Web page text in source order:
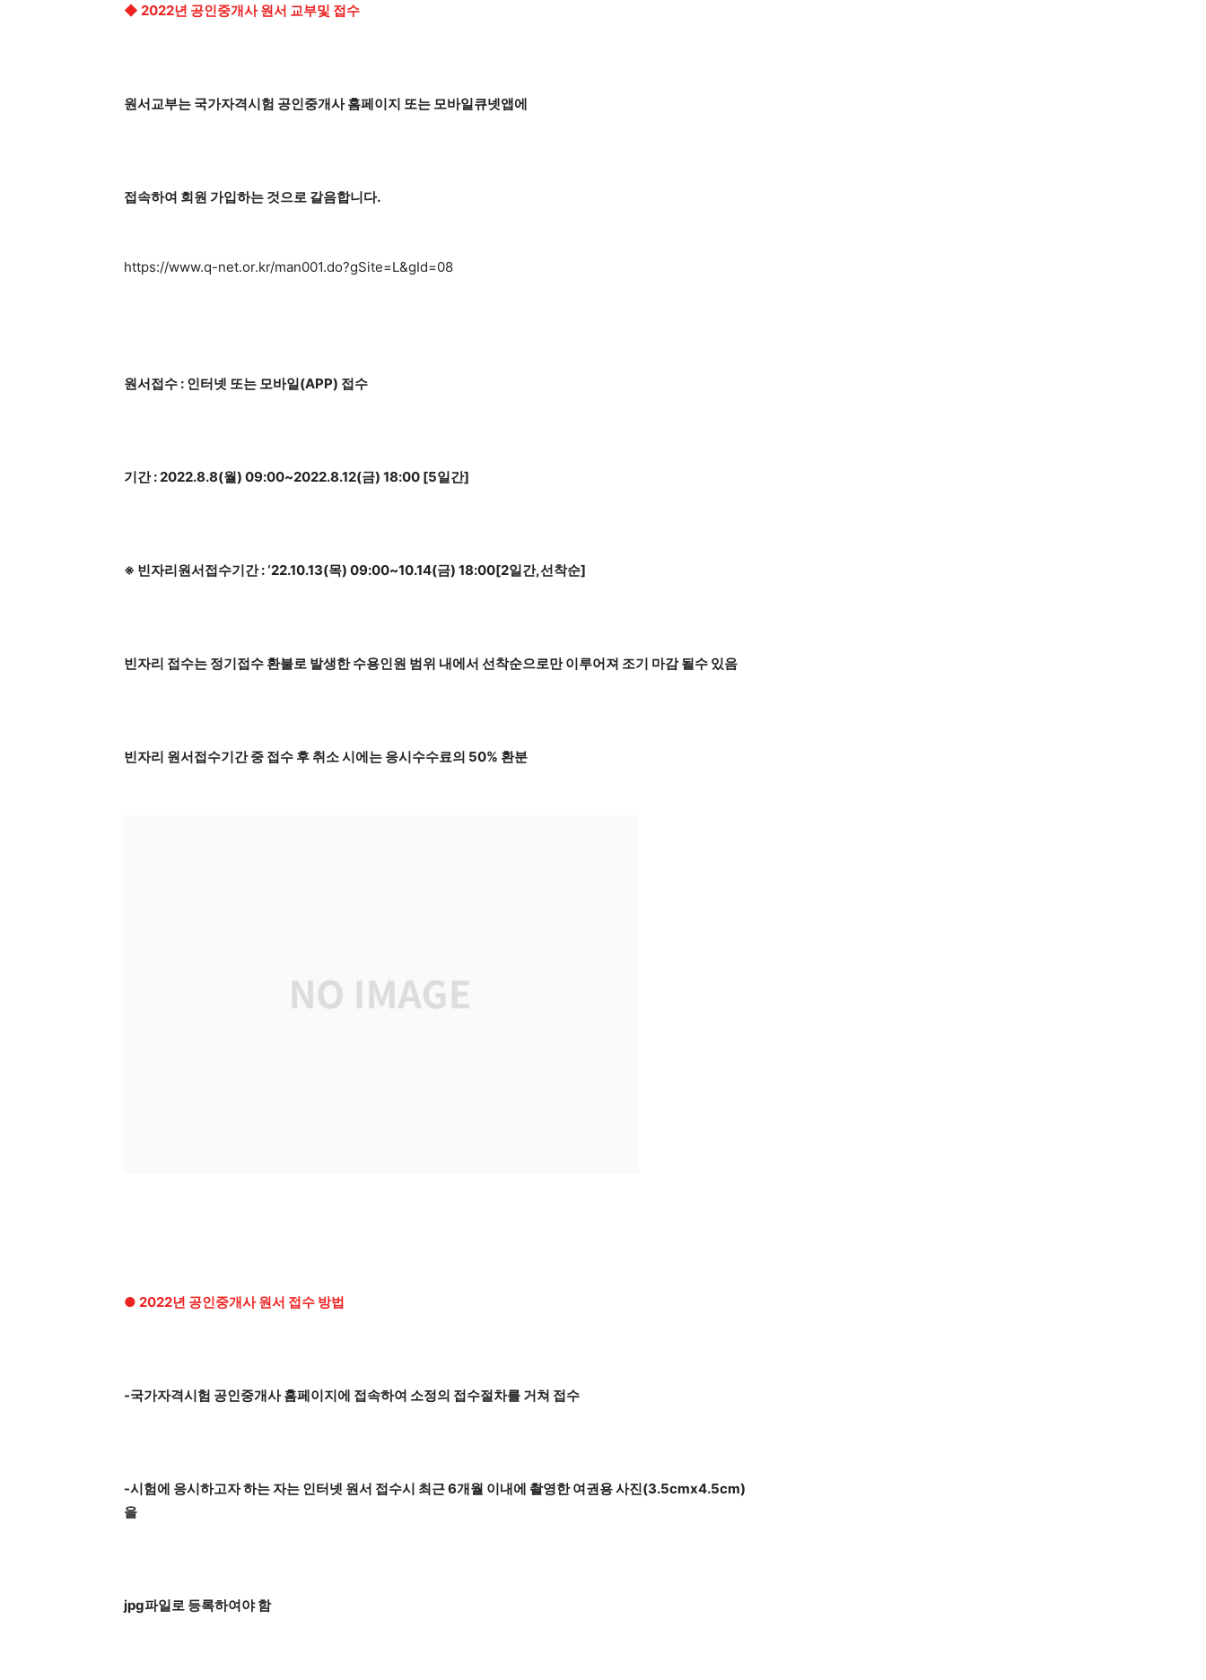
◆ 2022년 공인중개사 원서 교부및 접수
원서교부는 국가자격시험 공인중개사 홈페이지 또는 모바일큐넷앱에
접속하여 회원 가입하는 것으로 갈음합니다.
https://www.q-net.or.kr/man001.do?gSite=L&gId=08
원서접수 : 인터넷 또는 모바일(APP) 접수
기간 : 2022.8.8(월) 09:00~2022.8.12(금) 18:00 [5일간]
※ 빈자리원서접수기간 : ‘22.10.13(목) 09:00~10.14(금) 18:00[2일간,선착순]
빈자리 접수는 정기접수 환불로 발생한 수용인원 범위 내에서 선착순으로만 이루어져 조기 마감 될수 있음
빈자리 원서접수기간 중 접수 후 취소 시에는 응시수수료의 50% 환분
● 2022년 공인중개사 원서 접수 방법
-국가자격시험 공인중개사 홈페이지에 접속하여 소정의 접수절차를 거쳐 접수
-시험에 응시하고자 하는 자는 인터넷 원서 접수시 최근 6개월 이내에 촬영한 여권용 사진(3.5cmx4.5cm)
을
jpg파일로 등록하여야 함